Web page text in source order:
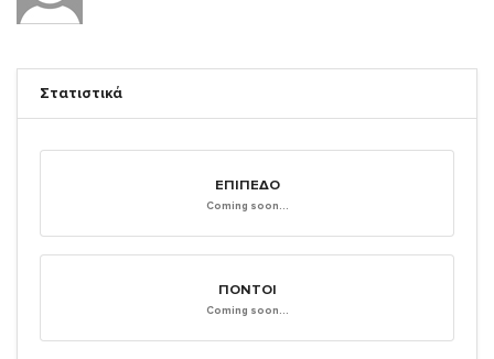
Στατιστικά
ΕΠΊΠΕΔΟ
Coming soon...
ΠΌΝΤΟΙ
Coming soon...